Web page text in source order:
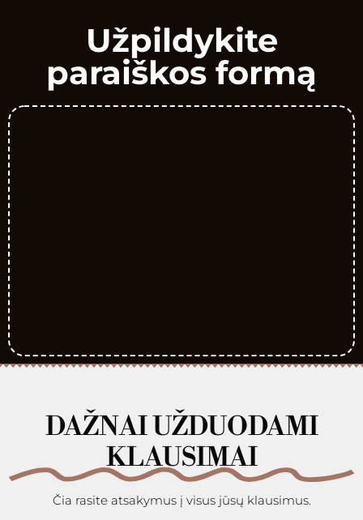
Užpildykite
paraiškos formą
DAŽNAI UŽDUODAMI
KLAUSIMAI
Čia rasite atsakymus į visus jūsų klausimus.